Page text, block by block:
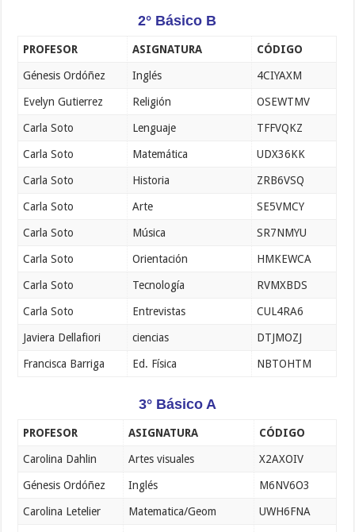
2° Básico B
PROFESOR ASIGNATURA CÓDIGO
Génesis Ordóñez Inglés 4CIYAXM
Evelyn Gutierrez Religión OSEWTMV
Carla Soto Lenguaje TFFVQKZ
Carla Soto Matemática UDX36KK
Carla Soto Historia ZRB6VSQ
Carla Soto Arte SE5VMCY
Carla Soto Música SR7NMYU
Carla Soto Orientación HMKEWCA
Carla Soto Tecnología RVMXBDS
Carla Soto Entrevistas CUL4RA6
Javiera Dellafiori ciencias DTJMOZJ
Francisca Barriga Ed. Física NBTOHTM
3° Básico A
PROFESOR ASIGNATURA CÓDIGO
Carolina Dahlin Artes visuales X2AXOIV
Génesis Ordóñez Inglés M6NV6O3
Carolina Letelier Matematica/Geom UWH6FNA